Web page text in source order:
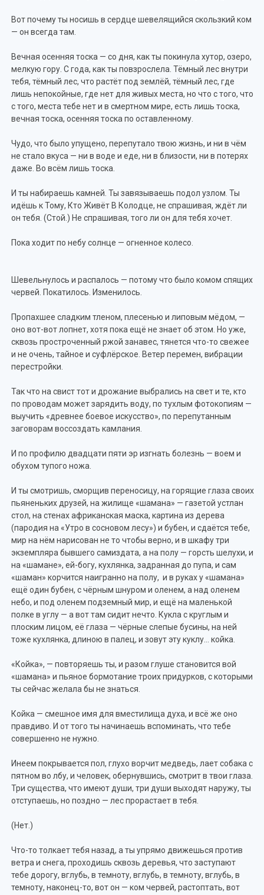
Вот почему ты носишь в сердце шевелящийся скользкий ком
— он всегда там.
Вечная осенняя тоска — со дня, как ты покинула хутор, озеро,
мелкую гору. С года, как ты повзрослела. Тёмный лес внутри
тебя, тёмный лес, что растёт под землёй, тёмный лес, где
лишь непокойные, где нет для живых места, но что с того, что
с того, места тебе нет и в смертном мире, есть лишь тоска,
вечная тоска, осенняя тоска по оставленному.
Чудо, что было упущено, перепутало твою жизнь, и ни в чём
не стало вкуса — ни в воде и еде, ни в близости, ни в потерях
даже. Во всём лишь тоска.
И ты набираешь камней. Ты завязываешь подол узлом. Ты
идёшь к Тому, Кто Живёт В Колодце, не спрашивая, ждёт ли
он тебя. (Стой.) Не спрашивая, того ли он для тебя хочет.
Пока ходит по небу солнце — огненное колесо.
Шевельнулось и распалось — потому что было комом спящих
червей. Покатилось. Изменилось.
Пропахшее сладким тленом, плесенью и липовым мёдом, —
оно вот-вот лопнет, хотя пока ещё не знает об этом. Но уже,
сквозь простроченный ржой занавес, тянется что-то свежее
и не очень, тайное и суфлёрское. Ветер перемен, вибрации
перестройки.
Так что на свист тот и дрожание выбрались на свет и те, кто
по проводам может зарядить воду, по тухлым фотокопиям —
выучить «древнее боевое искусство», по перепутанным
заговорам воссоздать камлания.
И по профилю двадцати пяти эр изгнать болезнь — воем и
обухом тупого ножа.
И ты смотришь, сморщив переносицу, на горящие глаза своих
пьяненьких друзей, на жилище «шамана» — газетой устлан
стол, на стенах африканская маска, картина из дерева
(пародия на «Утро в сосновом лесу») и бубен, и сдаётся тебе,
мир на нём нарисован не то чтобы верно, и в шкафу три
экземпляра бывшего самиздата, а на полу — горсть шелухи, и
на «шамане», ей-богу, кухлянка, задранная до пупа, и сам
«шаман» корчится наигранно на полу, и в руках у «шамана»
ещё один бубен, с чёрным шнуром и оленем, а над оленем
небо, и под оленем подземный мир, и ещё на маленькой
полке в углу — а вот там сидит нечто. Кукла с круглым и
плоским лицом, её глаза — чёрные слепые бусины, на ней
тоже кухлянка, длиною в палец, и зовут эту куклу… койка.
«Койка», — повторяешь ты, и разом глуше становится вой
«шамана» и пьяное бормотание троих придурков, с которыми
ты сейчас желала бы не знаться.
Койка — смешное имя для вместилища духа, и всё же оно
правдиво. И от того ты начинаешь вспоминать, что тебе
совершенно не нужно.
Инеем покрывается пол, глухо ворчит медведь, лает собака с
пятном во лбу, и человек, обернувшись, смотрит в твои глаза.
Три существа, что имеют души, три души выходят наружу, ты
отступаешь, но поздно — лес прорастает в тебя.
(Нет.)
Что-то толкает тебя назад, а ты упрямо движешься против
ветра и снега, проходишь сквозь деревья, что заступают
тебе дорогу, вглубь, в темноту, вглубь, в темноту, вглубь, в
темноту, наконец-то, вот он — ком червей, растоптать, вот